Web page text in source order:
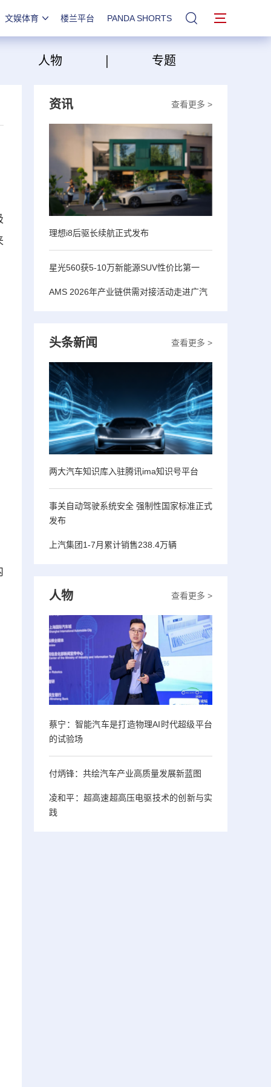
文娱体育 楼兰平台 PANDA SHORTS 站内搜索
人物 | 专题
查看更多 >
资讯
理想i8后驱长续航正式发布
星光560获5-10万新能源SUV性价比第一
AMS 2026年产业链供需对接活动走进广汽
查看更多 >
头条新闻
两大汽车知识库入驻腾讯ima知识号平台
事关自动驾驶系统安全 强制性国家标准正式
发布
上汽集团1-7月累计销售238.4万辆
查看更多 >
人物
蔡宁：智能汽车是打造物理AI时代超级平台
的试验场
付炳锋：共绘汽车产业高质量发展新蓝图
凌和平：超高速超高压电驱技术的创新与实
践